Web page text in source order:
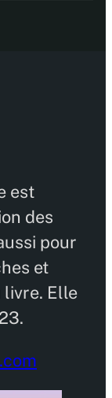
est
des
pour
et
livre. Elle